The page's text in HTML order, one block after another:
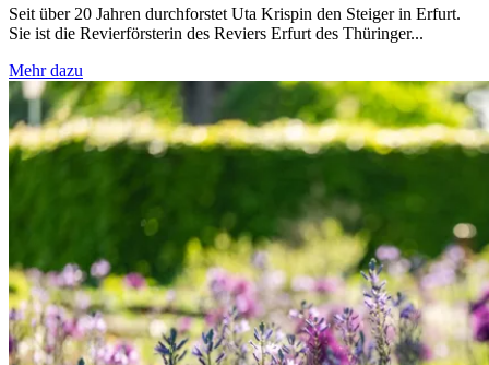
Seit über 20 Jahren durchforstet Uta Krispin den Steiger in Erfurt.
Sie ist die Revierförsterin des Reviers Erfurt des Thüringer...
Mehr dazu